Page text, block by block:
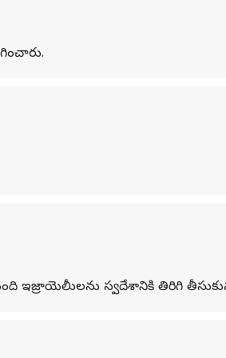
ఇజ్రాయెలీులను స్వదేశానికి తిరిగి